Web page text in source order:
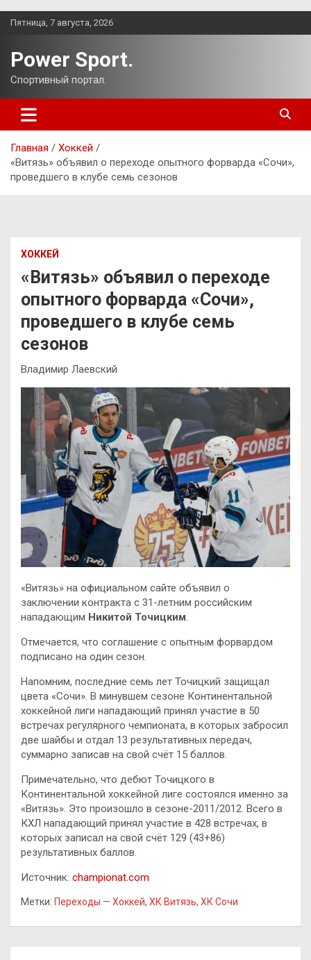
Перейти
Пятница, 7 августа, 2026
Power Sport.
Спортивный портал.
Главная
Хоккей
«Витязь» объявил о переходе опытного форварда «Сочи»,
проведшего в клубе семь сезонов
ХОККЕЙ
«Витязь» объявил о переходе
опытного форварда «Сочи»,
проведшего в клубе семь
сезонов
Владимир Лаевский
«Витязь» на официальном сайте объявил о
заключении контракта с 31-летним российским
нападающим Никитой Точицким.
Отмечается, что соглашение с опытным форвардом
подписано на один сезон.
Напомним, последние семь лет Точицкий защищал
цвета «Сочи». В минувшем сезоне Континентальной
хоккейной лиги нападающий принял участие в 50
встречах регулярного чемпионата, в которых забросил
две шайбы и отдал 13 результативных передач,
суммарно записав на свой счёт 15 баллов.
Примечательно, что дебют Точицкого в
Континентальной хоккейной лиге состоялся именно за
«Витязь». Это произошло в сезоне-2011/2012. Всего в
КХЛ нападающий принял участие в 428 встречах, в
которых записал на свой счёт 129 (43+86)
результативных баллов.
Источник: championat.com
Метки: Переходы — Хоккей, ХК Витязь, ХК Сочи